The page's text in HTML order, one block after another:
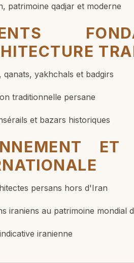
patrimoine qadjar et moderne
qanats, yakhchals et badgirs
traditionnelle persane
et bazars historiques
ET
persans hors d'Iran
iraniens au patrimoine mondial
iranienne